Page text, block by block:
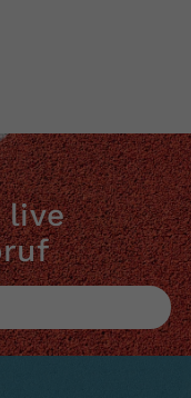
live